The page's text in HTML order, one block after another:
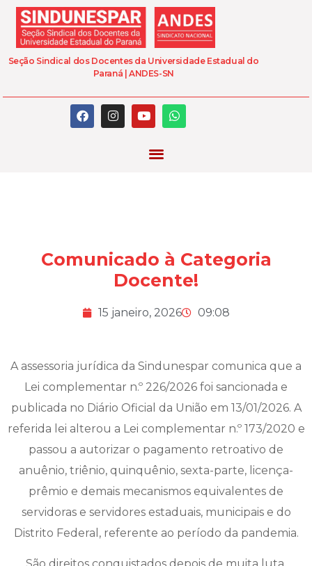
Seção Sindical dos Docentes da Universidade Estadual do
Paraná | ANDES-SN
Comunicado à Categoria
Docente!
15 janeiro, 2026 09:08
A assessoria jurídica da Sindunespar comunica que a
Lei complementar n.º 226/2026 foi sancionada e
publicada no Diário Oficial da União em 13/01/2026. A
referida lei alterou a Lei complementar n.º 173/2020 e
passou a autorizar o pagamento retroativo de
anuênio, triênio, quinquênio, sexta-parte, licença-
prêmio e demais mecanismos equivalentes de
servidoras e servidores estaduais, municipais e do
Distrito Federal, referente ao período da pandemia.